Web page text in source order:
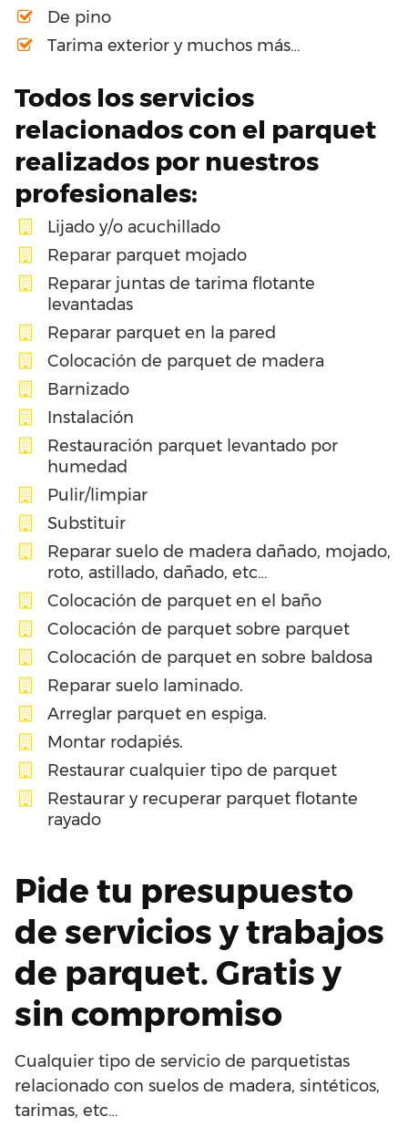
De pino
Tarima exterior y muchos más…
Todos los servicios
relacionados con el parquet
realizados por nuestros
profesionales:
Lijado y/o acuchillado
Reparar parquet mojado
Reparar juntas de tarima flotante
levantadas
Reparar parquet en la pared
Colocación de parquet de madera
Barnizado
Instalación
Restauración parquet levantado por
humedad
Pulir/limpiar
Substituir
Reparar suelo de madera dañado, mojado,
roto, astillado, dañado, etc…
Colocación de parquet en el baño
Colocación de parquet sobre parquet
Colocación de parquet en sobre baldosa
Reparar suelo laminado.
Arreglar parquet en espiga.
Montar rodapiés.
Restaurar cualquier tipo de parquet
Restaurar y recuperar parquet flotante
rayado
Pide tu presupuesto
de servicios y trabajos
de parquet. Gratis y
sin compromiso
Cualquier tipo de servicio de parquetistas
relacionado con suelos de madera, sintéticos,
tarimas, etc…